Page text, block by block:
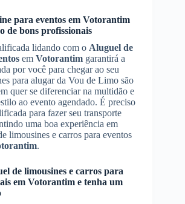
para eventos em Votorantim
de bons profissionais
lidando com o Aluguel de
em Votorantim garantirá a
por você para chegar ao seu
para alugar da Vou de Limo são
quer se diferenciar na multidão e
ao evento agendado. É preciso
para fazer seu transporte
uma boa experiência em
limousines e carros para eventos
.
de limousines e carros para
em Votorantim e tenha um